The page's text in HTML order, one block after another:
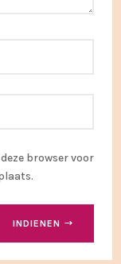
browser voor
INDIENEN